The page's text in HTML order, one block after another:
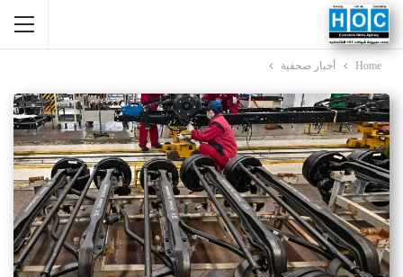
Home أخبار صحفية